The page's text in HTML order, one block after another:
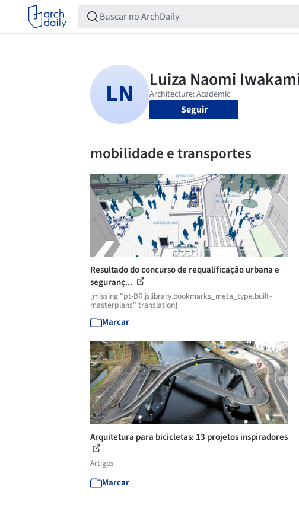
Seguir
mobilidade e transportes
Resultado do concurso de requalificação urbana e
seguranç...
[missing "pt-BR.jslibrary.bookmarks_meta_type.built-
masterplans" translation]
Marcar
Arquitetura para bicicletas: 13 projetos inspiradores
Artigos
Marcar